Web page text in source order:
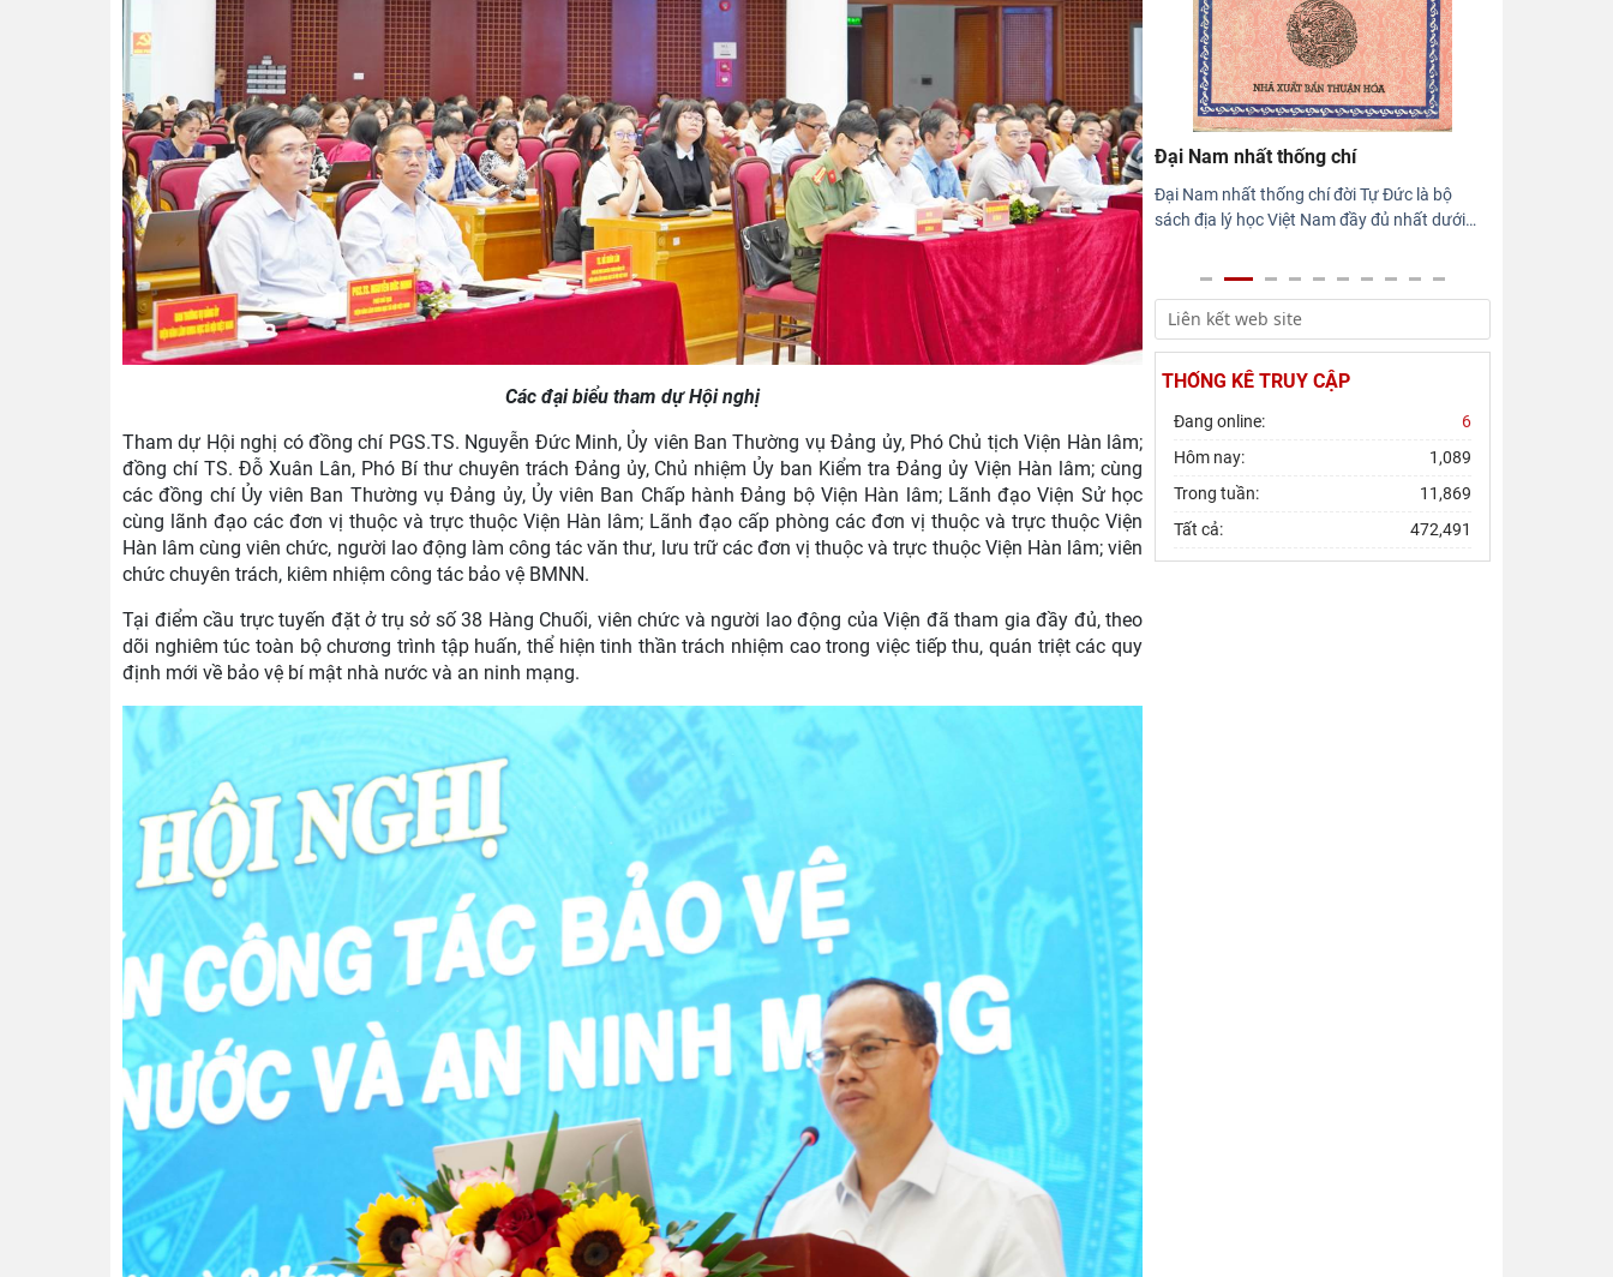
Các đại biểu tham dự Hội nghị
Tham dự Hội nghị có đồng chí PGS.TS. Nguyễn Đức Minh, Ủy viên Ban Thường vụ Đảng ủy, Phó Chủ tịch Viện Hàn lâm;
đồng chí TS. Đỗ Xuân Lân, Phó Bí thư chuyên trách Đảng ủy, Chủ nhiệm Ủy ban Kiểm tra Đảng ủy Viện Hàn lâm; cùng
các đồng chí Ủy viên Ban Thường vụ Đảng ủy, Ủy viên Ban Chấp hành Đảng bộ Viện Hàn lâm; Lãnh đạo Viện Sử học
cùng lãnh đạo các đơn vị thuộc và trực thuộc Viện Hàn lâm; Lãnh đạo cấp phòng các đơn vị thuộc và trực thuộc Viện
Hàn lâm cùng viên chức, người lao động làm công tác văn thư, lưu trữ các đơn vị thuộc và trực thuộc Viện Hàn lâm; viên
chức chuyên trách, kiêm nhiệm công tác bảo vệ BMNN.
Tại điểm cầu trực tuyến đặt ở trụ sở số 38 Hàng Chuối, viên chức và người lao động của Viện đã tham gia đầy đủ, theo
dõi nghiêm túc toàn bộ chương trình tập huấn, thể hiện tinh thần trách nhiệm cao trong việc tiếp thu, quán triệt các quy
định mới về bảo vệ bí mật nhà nước và an ninh mạng.
Đôn - Di sản và giá trị
Hội thảo khoa học quốc gia “Danh nhân
văn hóa Lê Quý Đôn - Di sản và giá trị
thời đại”
Đại Nam nhất thống chí
Đại Nam nhất thống chí đời Tự Đức là bộ
sách địa lý học Việt Nam đầy đủ nhất dưới…
THỐNG KÊ TRUY CẬP
Đang online:
6
Hôm nay:
1,089
Trong tuần:
11,869
Tất cả:
472,491